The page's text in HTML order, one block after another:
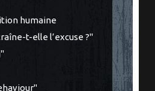
humaine
t-elle l’excuse ?"